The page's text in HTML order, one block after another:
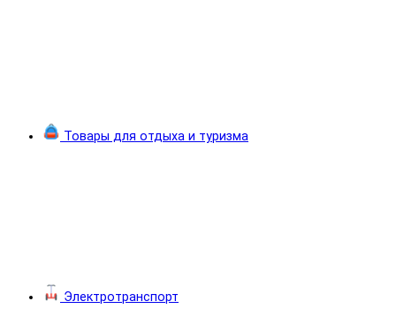
Товары для отдыха и туризма
Электротранспорт